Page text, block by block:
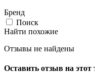
Бренд
Поиск
Найти похожие
Отзывы не найдены
Оставить отзыв на этот